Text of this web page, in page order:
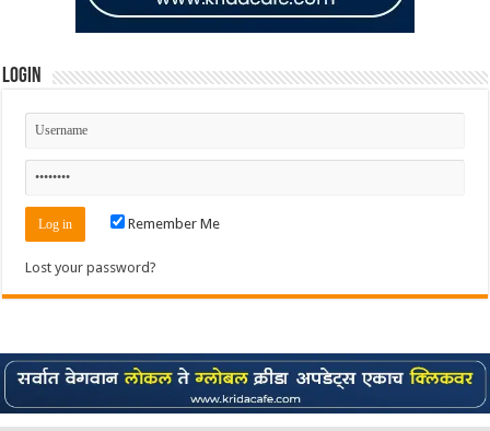
Login
Remember Me
Lost your password?